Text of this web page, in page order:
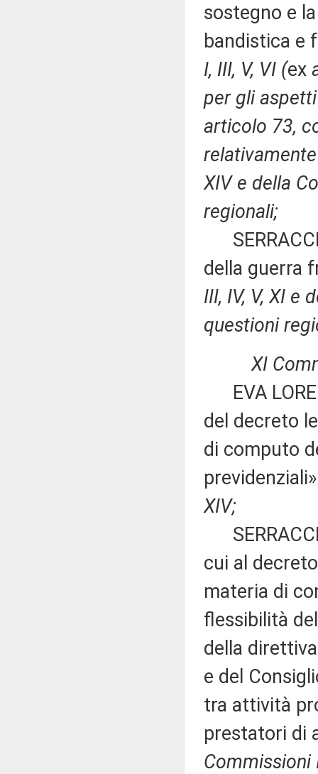
sostegno e
bandistica e
I, III, V, VI (ex
per gli
articolo 73,
XIV e della
regionali;
della guerra
III, IV, V, XI e
questioni
XI
EVA
del decreto
di computo
XIV;
cui al
materia di
flessibilità
della
e del
tra attività
prestatori di
Commissioni